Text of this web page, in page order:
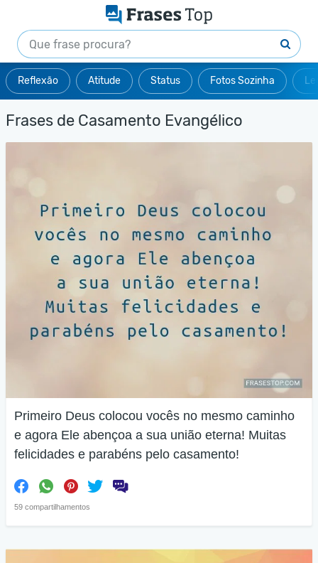
Reflexão Atitude Status Fotos Sozinha
Frases de Casamento Evangélico
Primeiro Deus colocou vocês no mesmo caminho
e agora Ele abençoa a sua união eterna! Muitas
felicidades e parabéns pelo casamento!
59 compartilhamentos